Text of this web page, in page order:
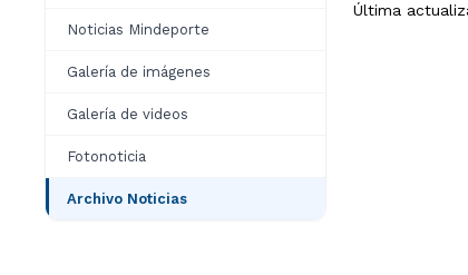
Noticias Mindeporte
Galería de imágenes
Galería de videos
Fotonoticia
Archivo Noticias
Última